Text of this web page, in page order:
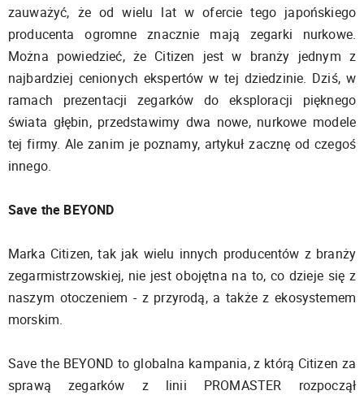
zauważyć, że od wielu lat w ofercie tego japońskiego
producenta ogromne znacznie mają zegarki nurkowe.
Można powiedzieć, że Citizen jest w branży jednym z
najbardziej cenionych ekspertów w tej dziedzinie. Dziś, w
ramach prezentacji zegarków do eksploracji pięknego
świata głębin, przedstawimy dwa nowe, nurkowe modele
tej firmy. Ale zanim je poznamy, artykuł zacznę od czegoś
innego.
Save the BEYOND
Marka Citizen, tak jak wielu innych producentów z branży
zegarmistrzowskiej, nie jest obojętna na to, co dzieje się z
naszym otoczeniem - z przyrodą, a także z ekosystemem
morskim.
Save the BEYOND to globalna kampania, z którą Citizen za
sprawą zegarków z linii PROMASTER rozpoczął